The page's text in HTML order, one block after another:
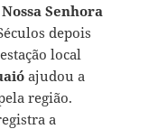
Nossa Senhora
depois
local
ajudou a
região.
a